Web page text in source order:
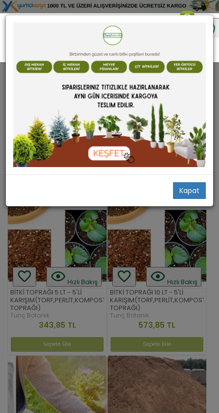
Kapat
BAHÇE MALZEMELERİ
BAHÇE MALZEMELERİ 172 ürün bulundu
Filtrele Stoktakiler
Hızlı Bakış
BİTKİ TOPRAĞI 5 LT - 5'Lİ
KARIŞIM(TORF,PERLİT,KOMPOST,KUM,ORMAN
TOPRAĞI)
Tunç Botanik
343,85 TL
Sepete Ekle
Hızlı Bakış
BİTKİ TOPRAĞI 10 LT - 5'Lİ
TOPRAĞI)
Tunç Botanik
573,85 TL
Sepete Ekle